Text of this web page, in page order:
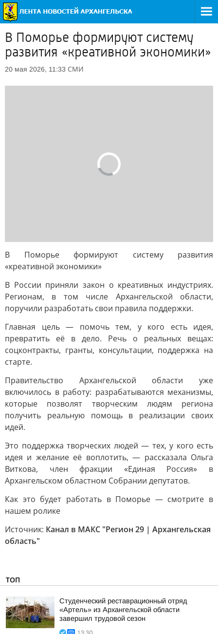
В Поморье формируют систему
развития «креативной экономики»
20 мая 2026, 11:33 СМИ
В Поморье формируют систему развития
«креативной экономики»
В России приняли закон о креативных индустриях.
Регионам, в том числе Архангельской области,
поручили разработать свои правила поддержки.
Главная цель — помочь тем, у кого есть идея,
превратить её в дело. Речь о реальных вещах:
соцконтракты, гранты, консультации, поддержка на
старте.
Правительство Архангельской области уже
включилось в работу: разрабатываются механизмы,
которые позволят творческим людям региона
получить реальную помощь в реализации своих
идей.
Это поддержка творческих людей — тех, у кого есть
идея и желание её воплотить, — рассказала Ольга
Виткова, член фракции «Единая Россия» в
Архангельском областном Собрании депутатов.
Как это будет работать в Поморье — смотрите в
нашем ролике
Источник: Канал в МАКС "Регион 29 | Архангельская
область"
ТОП
Студенческий реставрационный отряд
«Артель» из Архангельской области
завершил трудовой сезон